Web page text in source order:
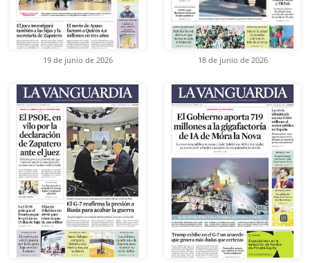
19 de junio de 2026 18 de junio de 2026